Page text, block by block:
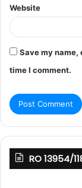
Website
Save my name,
time I comment.
RO 13954/